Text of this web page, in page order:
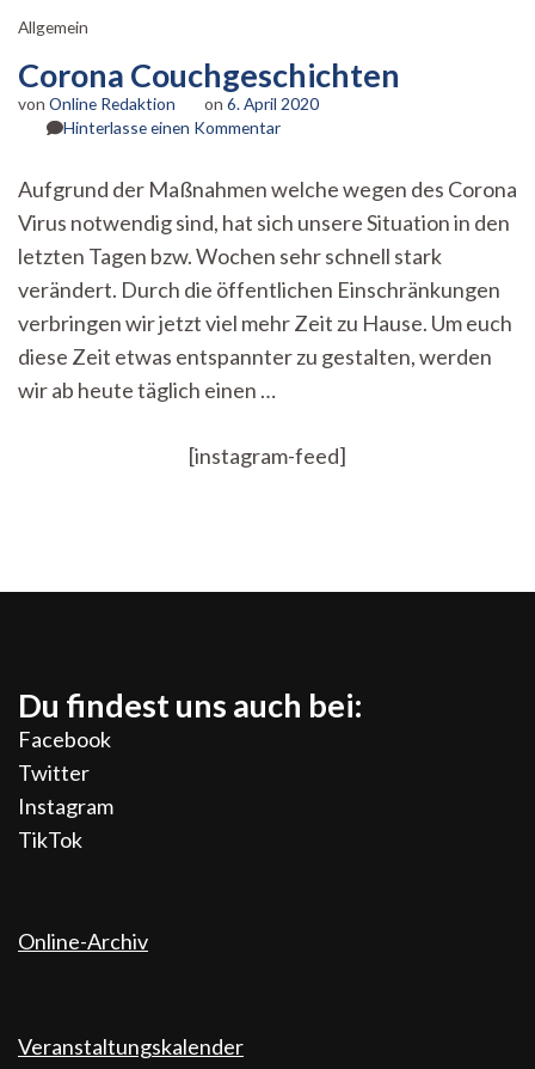
Allgemein
Corona Couchgeschichten
von Online Redaktion on 6. April 2020
Hinterlasse einen Kommentarzu
Aufgrund der Maßnahmen welche wegen des Corona
Virus notwendig sind, hat sich unsere Situation in den
letzten Tagen bzw. Wochen sehr schnell stark
verändert. Durch die öffentlichen Einschränkungen
verbringen wir jetzt viel mehr Zeit zu Hause. Um euch
diese Zeit etwas entspannter zu gestalten, werden
wir ab heute täglich einen …
[instagram-feed]
Du findest uns auch bei:
Facebook
Twitter
Instagram
TikTok
Online-Archiv
Veranstaltungskalender